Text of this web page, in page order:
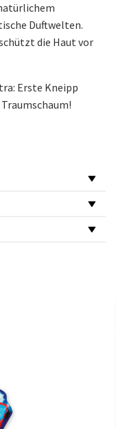
Duftwelten.
die Haut vor
Erste Kneipp